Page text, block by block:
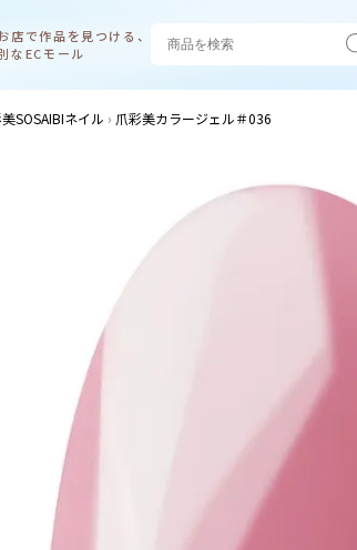
店で作品を見つける、
なECモール
SOSAIBIネイル 爪彩美カラージェル＃036